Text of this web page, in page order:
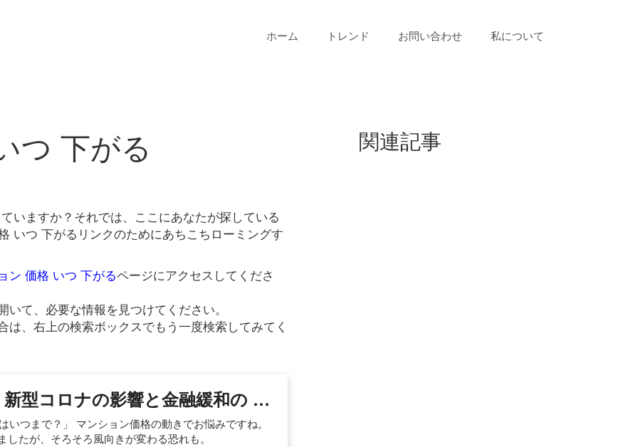
ホーム トレンド お問い合わせ 私について
つ 下がる
いますか？それでは、ここにあなたが探している
いつ 下がるリンクのためにあちこちローミングす
ン 価格 いつ 下がるページにアクセスしてくださ
て、必要な情報を見つけてください。
は、右上の検索ボックスでもう一度検索してみてく
型コロナの影響と金融緩和の …
つまで？」 マンション価格の動きでお悩みですね。
たが、そろそろ風向きが変わる恐れも。
関連記事